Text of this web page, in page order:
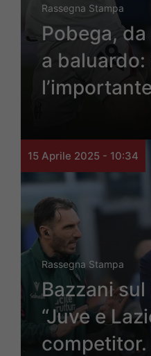
Rassegna Stampa
Pobega,
a
15 Aprile 2025 - 10:34
Rassegna Stampa
Bazzani sul
“Juve e